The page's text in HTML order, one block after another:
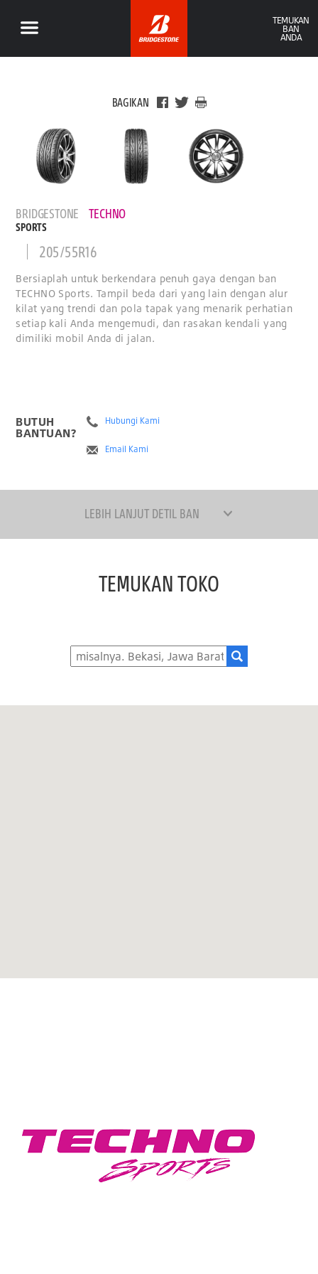
TEMUKAN
BAN
ANDA
BAGIKAN
BRIDGESTONE TECHNO
SPORTS
205/55R16
Bersiaplah untuk berkendara penuh gaya dengan ban
TECHNO Sports. Tampil beda dari yang lain dengan alur
kilat yang trendi dan pola tapak yang menarik perhatian
setiap kali Anda mengemudi, dan rasakan kendali yang
dimiliki mobil Anda di jalan.
BUTUH
BANTUAN?
Hubungi Kami
Email Kami
LEBIH LANJUT DETIL BAN
TEMUKAN TOKO